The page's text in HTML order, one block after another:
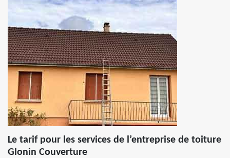
Le tarif pour les services de l’entreprise de toiture
Glonin Couverture